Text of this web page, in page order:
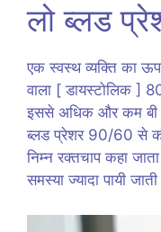
लो ब्लड
एक स्वस्थ व्यक्ति का
वाला [ डायस्टोलिक ]
इससे अधिक और कम बी
ब्लड प्रेशर 90/60 से
निम्न रक्तचाप कहा
समस्या ज्यादा पायी